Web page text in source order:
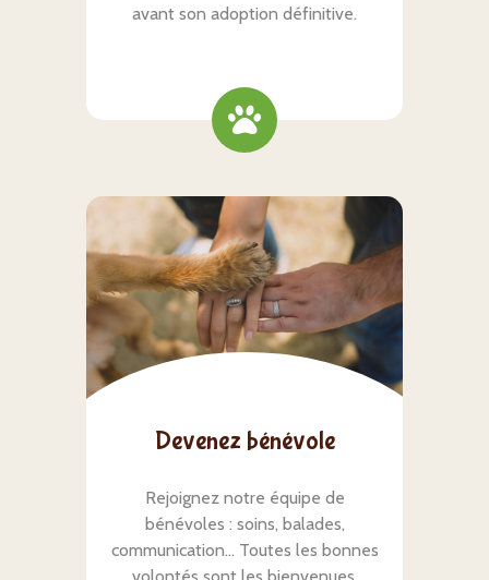
avant son adoption définitive.
Devenez bénévole
Rejoignez notre équipe de
bénévoles : soins, balades,
communication… Toutes les bonnes